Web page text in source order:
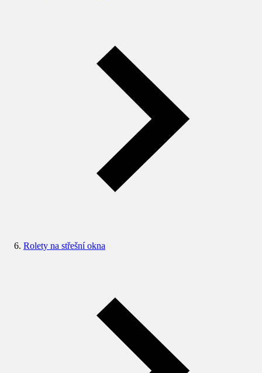
Rolety na střešní okna